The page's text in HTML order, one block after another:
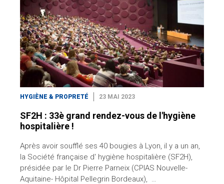
HYGIÈNE & PROPRETÉ 23 MAI 2023
SF2H : 33è grand rendez-vous de l'hygiène
hospitalière !
Après avoir soufflé ses 40 bougies à Lyon, il y a un an,
la Société française d' hygiène hospitalière (SF2H),
présidée par le Dr Pierre Parneix (CPIAS Nouvelle-
Aquitaine- Hôpital Pellegrin Bordeaux), …